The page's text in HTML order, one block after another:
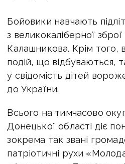
Бойовики навчають
з великокаліберної
Калашникова. Крім того,
подій, що відбуваються,
у свідомість дітей
до України.
Всього на тимчасово
Донецької області діє
зокрема так звані
патріотичні рухи